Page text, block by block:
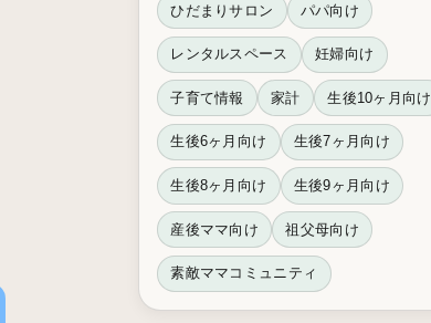
ひだまりサロン パパ向け
レンタルスペース 妊婦向け
子育て情報 家計 生後10ヶ月向け
生後6ヶ月向け 生後7ヶ月向け
生後8ヶ月向け 生後9ヶ月向け
産後ママ向け 祖父母向け
素敵ママコミュニティ